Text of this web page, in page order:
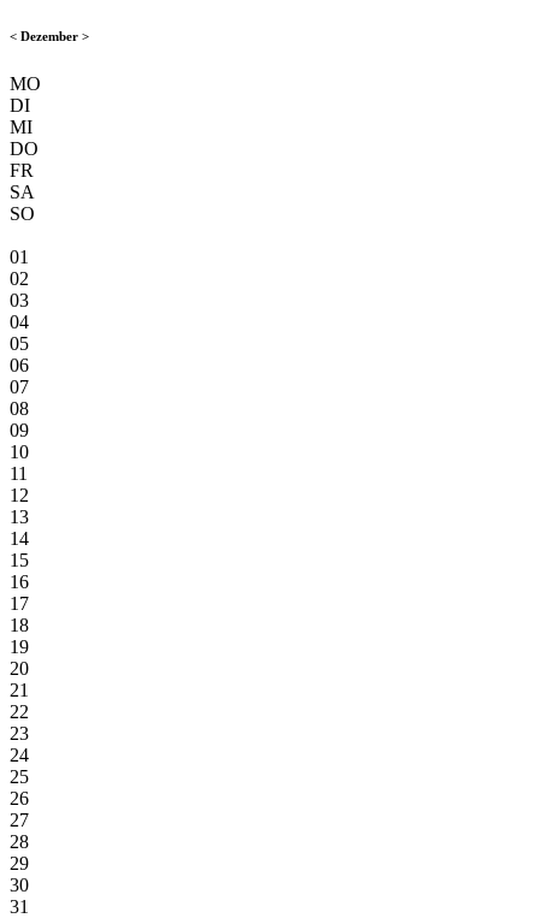
< Dezember >
MO
DI
MI
DO
FR
SA
SO
01
02
03
04
05
06
07
08
09
10
11
12
13
14
15
16
17
18
19
20
21
22
23
24
25
26
27
28
29
30
31